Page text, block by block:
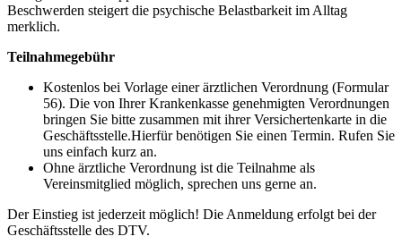
Beschwerden steigert die psychische Belastbarkeit im Alltag
merklich.
Teilnahmegebühr
Kostenlos bei Vorlage einer ärztlichen Verordnung (Formular
56). Die von Ihrer Krankenkasse genehmigten Verordnungen
bringen Sie bitte zusammen mit ihrer Versichertenkarte in die
Geschäftsstelle.Hierfür benötigen Sie einen Termin. Rufen Sie
uns einfach kurz an.
Ohne ärztliche Verordnung ist die Teilnahme als
Vereinsmitglied möglich, sprechen uns gerne an.
Der Einstieg ist jederzeit möglich! Die Anmeldung erfolgt bei der
Geschäftsstelle des DTV.